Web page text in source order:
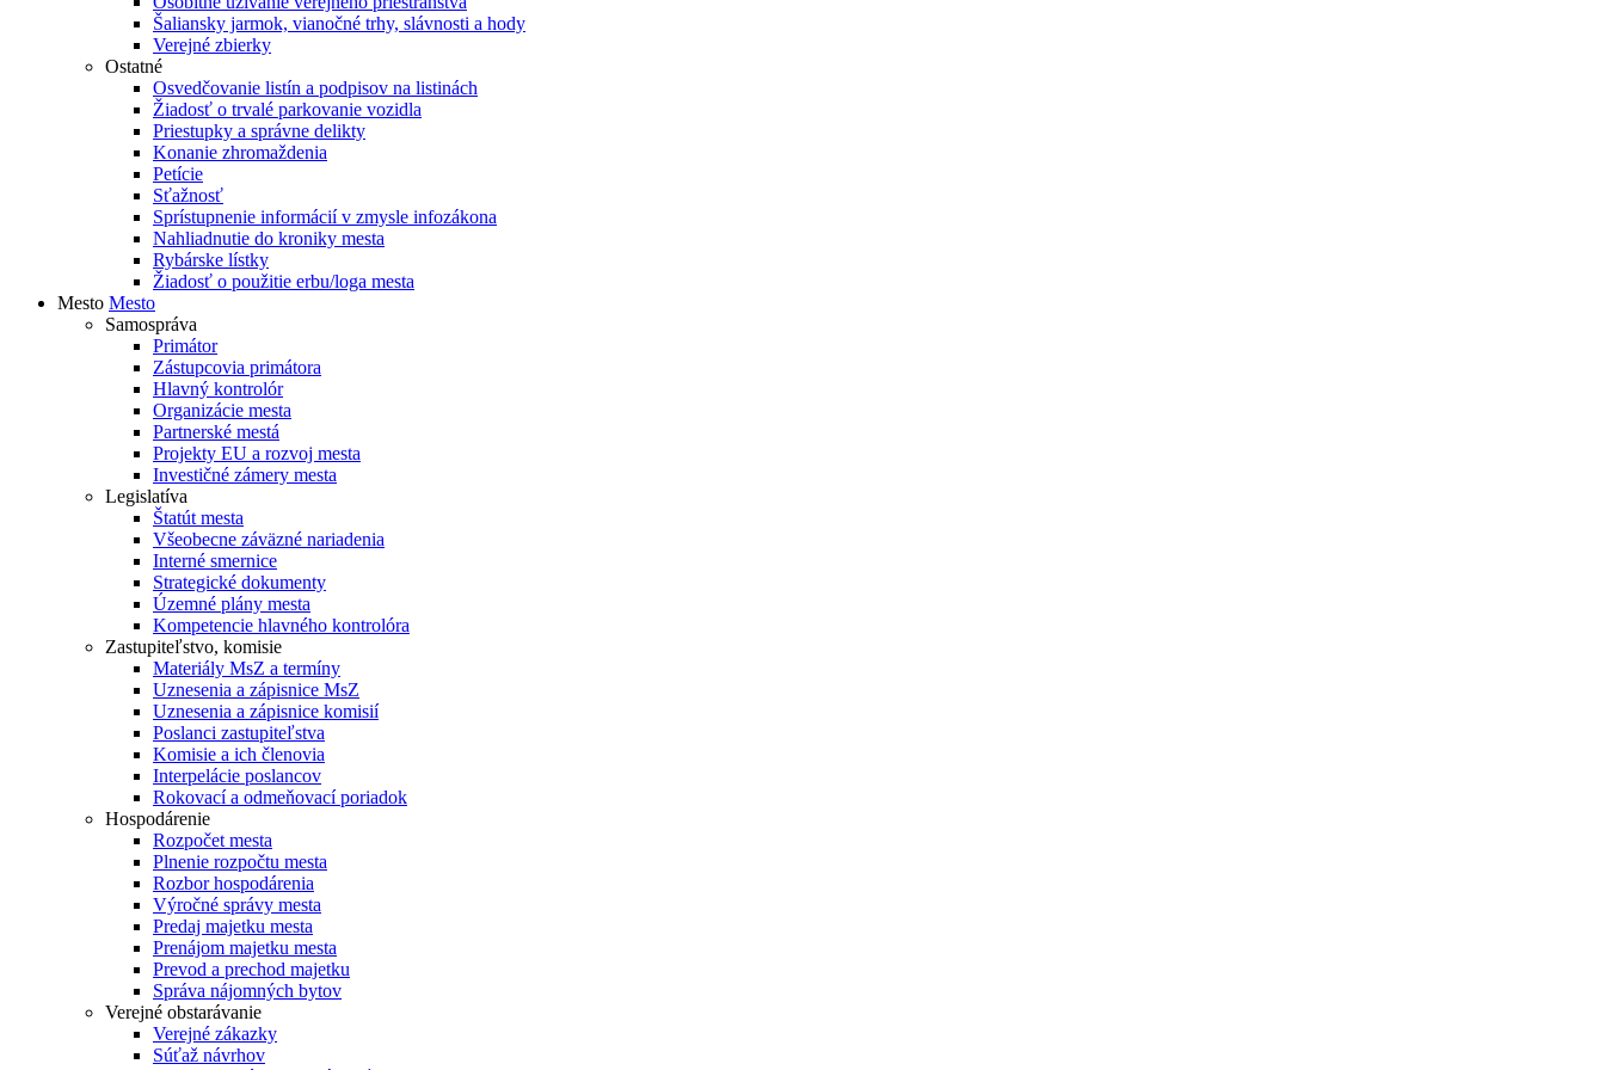
Šaliansky jarmok, vianočné trhy, slávnosti a hody
Verejné zbierky
Ostatné
Osvedčovanie listín a podpisov na listinách
Žiadosť o trvalé parkovanie vozidla
Priestupky a správne delikty
Konanie zhromaždenia
Petície
Sťažnosť
Sprístupnenie informácií v zmysle infozákona
Nahliadnutie do kroniky mesta
Rybárske lístky
Žiadosť o použitie erbu/loga mesta
Mesto Mesto
Samospráva
Primátor
Zástupcovia primátora
Hlavný kontrolór
Organizácie mesta
Partnerské mestá
Projekty EU a rozvoj mesta
Investičné zámery mesta
Legislatíva
Štatút mesta
Všeobecne záväzné nariadenia
Interné smernice
Strategické dokumenty
Územné plány mesta
Kompetencie hlavného kontrolóra
Zastupiteľstvo, komisie
Materiály MsZ a termíny
Uznesenia a zápisnice MsZ
Uznesenia a zápisnice komisií
Poslanci zastupiteľstva
Komisie a ich členovia
Interpelácie poslancov
Rokovací a odmeňovací poriadok
Hospodárenie
Rozpočet mesta
Plnenie rozpočtu mesta
Rozbor hospodárenia
Výročné správy mesta
Predaj majetku mesta
Prenájom majetku mesta
Prevod a prechod majetku
Správa nájomných bytov
Verejné obstarávanie
Verejné zákazky
Súťaž návrhov